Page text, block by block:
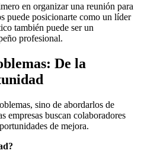
en organizar una reunión para
puede posicionarte como un líder
también puede ser un
profesional.
De la
sino de abordarlos de
empresas buscan colaboradores
de mejora.